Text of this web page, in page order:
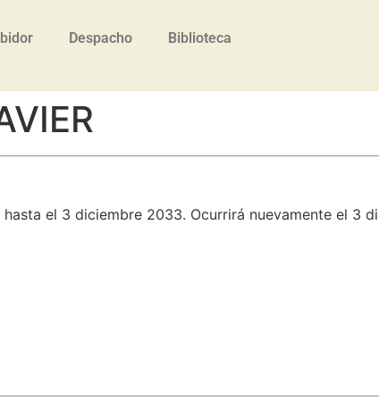
Despacho Biblioteca
el 3 diciembre 2033. Ocurrirá nuevamente el 3